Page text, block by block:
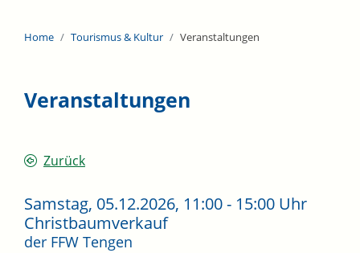
Home Tourismus & Kultur Veranstaltungen
Veranstaltungen
Zurück
Samstag, 05.12.2026, 11:00 - 15:00 Uhr
Christbaumverkauf
der FFW Tengen